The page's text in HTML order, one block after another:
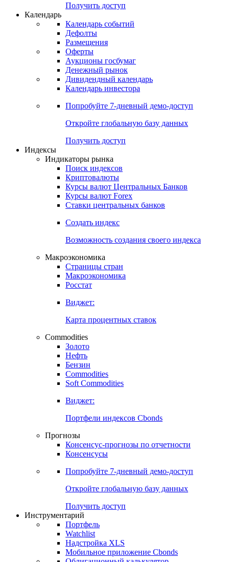
Получить доступ
Календарь
Календарь событий
Дефолты
Размещения
Оферты
Аукционы госбумаг
Денежный рынок
Дивидендный календарь
Календарь инвестора
Попробуйте 7-дневный демо-доступ
Откройте глобальную базу данных
Получить доступ
Индексы
Индикаторы рынка
Поиск индексов
Криптовалюты
Курсы валют Центральных Банков
Курсы валют Forex
Ставки центральных банков
Создать индекс
Возможность создания своего индекса
Макроэкономика
Страницы стран
Макроэкономика
Росстат
Виджет:
Карта процентных ставок
Commodities
Золото
Нефть
Бензин
Commodities
Soft Commodities
Виджет:
Портфели индексов Cbonds
Прогнозы
Консенсус-прогнозы по отчетности
Консенсусы
Попробуйте 7-дневный демо-доступ
Откройте глобальную базу данных
Получить доступ
Инструментарий
Портфель
Watchlist
Надстройка XLS
Мобильное приложение Cbonds